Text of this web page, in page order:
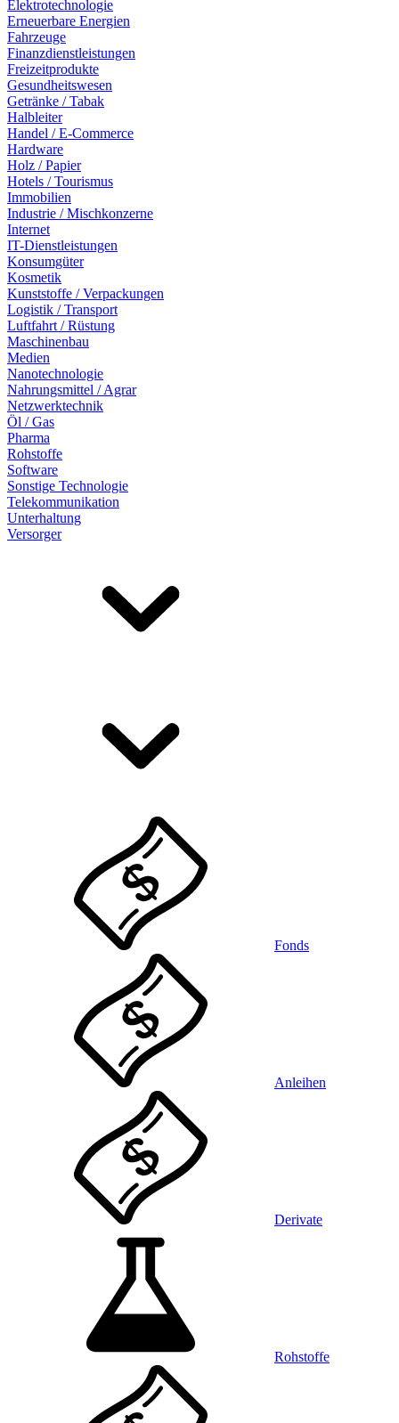
Elektrotechnologie
Erneuerbare Energien
Fahrzeuge
Finanzdienstleistungen
Freizeitprodukte
Gesundheitswesen
Getränke / Tabak
Halbleiter
Handel / E-Commerce
Hardware
Holz / Papier
Hotels / Tourismus
Immobilien
Industrie / Mischkonzerne
Internet
IT-Dienstleistungen
Konsumgüter
Kosmetik
Kunststoffe / Verpackungen
Logistik / Transport
Luftfahrt / Rüstung
Maschinenbau
Medien
Nanotechnologie
Nahrungsmittel / Agrar
Netzwerktechnik
Öl / Gas
Pharma
Rohstoffe
Software
Sonstige Technologie
Telekommunikation
Unterhaltung
Versorger
Fonds
Anleihen
Derivate
Rohstoffe